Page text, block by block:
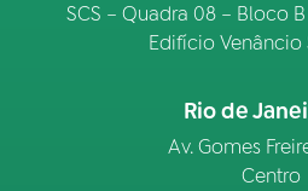
SCS – Quadra 08 – Bloco
Edifício
Rio de
Av. Gomes
Centro